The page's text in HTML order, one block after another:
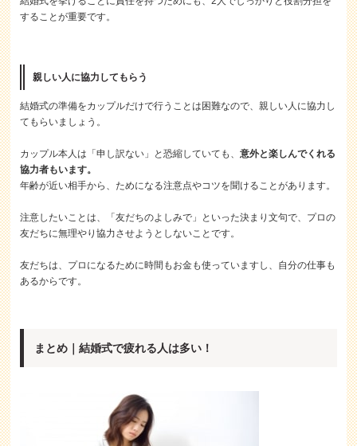
することが重要です。
親しい人に協力してもらう
結婚式の準備をカップルだけで行うことは困難なので、親しい人に協力し
てもらいましょう。
カップル本人は「申し訳ない」と恐縮していても、意外と楽しんでくれる
協力者もいます。
年齢が近い相手から、ためになる注意点やコツを聞けることがあります。
注意したいことは、「友だちのよしみで」といった決まり文句で、プロの
友だちに無理やり協力させようとしないことです。
友だちは、プロになるために時間もお金も使っていますし、自分の仕事も
あるからです。
まとめ｜結婚式で疲れる人は多い！